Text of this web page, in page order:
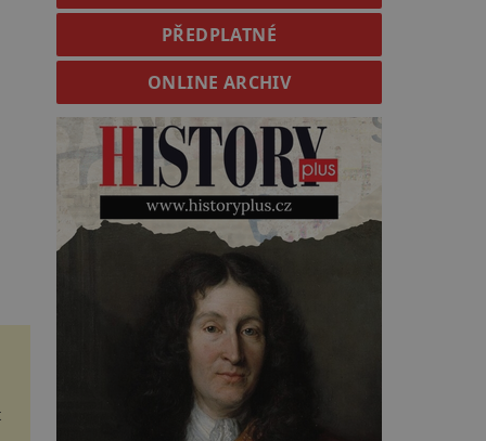
PŘEDPLATNÉ
ONLINE ARCHIV